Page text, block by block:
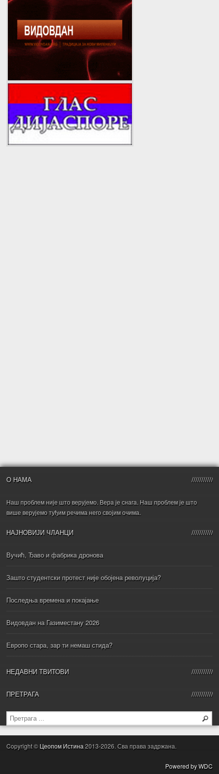
О НАМА
Наш проблем није што верујемо. Вера је снага. Наш проблем је што
више верујемо туђим речима него својим очима.
НАЈНОВИЈИ ЧЛАНЦИ
Вучић, Ђаво и фабрика дронова
Зашто студентски протест није обојена револуција?
Последња времена и покајање
Видовдан на Газиместану 2026
Европо стара, зар ти немаш стида?
НЕДАВНИ ТВИТОВИ
ПРЕТРАГА
Copyright © Цеопом Истина2013-2026. Сва права задржана.
Powered by WDC